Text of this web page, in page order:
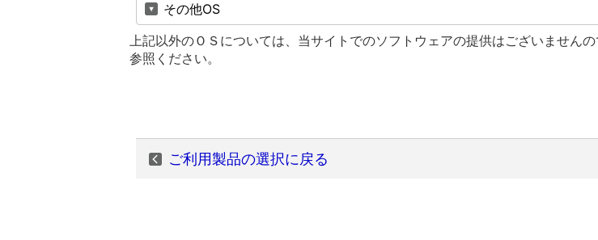
その他OS
上記以外のＯＳについては、当サイトでのソフトウェアの提供はございません
参照ください。
ご利用製品の選択に戻る